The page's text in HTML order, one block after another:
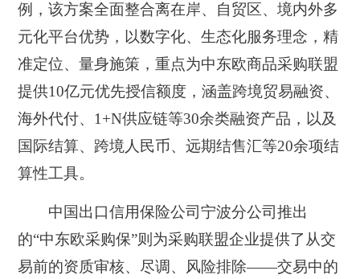
例，该方案全面整合离在岸、自贸区、境内外多
元化平台优势，以数字化、生态化服务理念，精
准定位、量身施策，重点为中东欧商品采购联盟
提供10亿元优先授信额度，涵盖跨境贸易融资、
海外代付、1+N供应链等30余类融资产品，以及
国际结算、跨境人民币、远期结售汇等20余项结
算性工具。
中国出口信用保险公司宁波分公司推出
的“中东欧采购保”则为采购联盟企业提供了从交
易前的资质审核、尽调、风险排除——交易中的